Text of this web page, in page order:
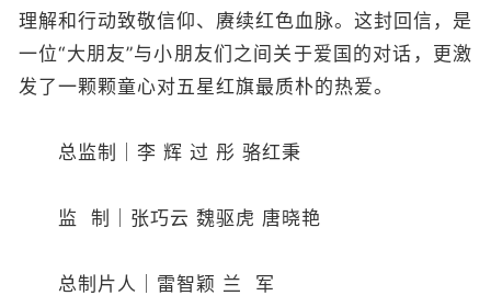
理解和行动致敬信仰、赓续红色血脉。这封回信，是
一位“大朋友”与小朋友们之间关于爱国的对话，更激
发了一颗颗童心对五星红旗最质朴的热爱。
总监制｜李 辉 过 彤 骆红秉
监 制｜张巧云 魏驱虎 唐晓艳
总制片人｜雷智颖 兰 军